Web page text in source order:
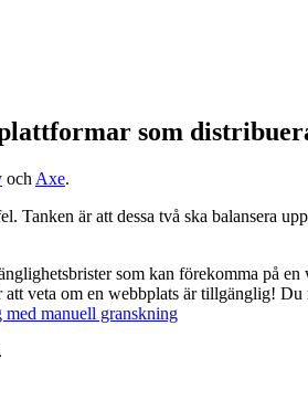
som
och Axe.
Tanken är att dessa två ska balansera
som kan förekomma på
veta om en webbplats är tillgänglig! Du
manuell granskning